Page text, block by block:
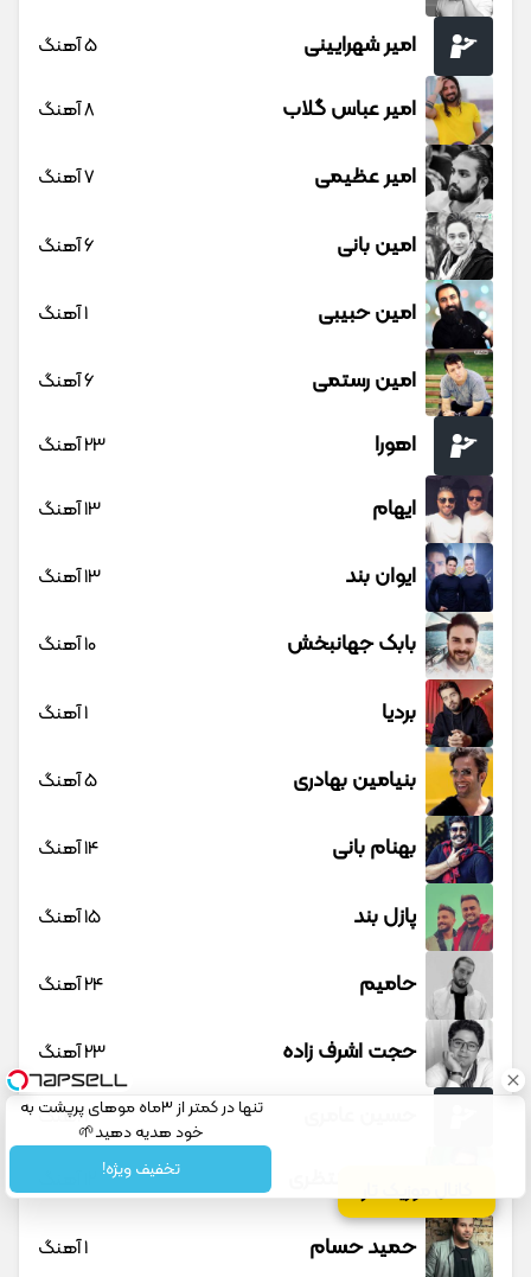
کانال موزیک تار
امیر شهرایینی 5 آهنگ
امیر عباس گلاب 8 آهنگ
امیر عظیمی 7 آهنگ
امین بانی 6 آهنگ
امین حبیبی 1 آهنگ
امین رستمی 6 آهنگ
اهورا 23 آهنگ
ایهام 13 آهنگ
ایوان بند 13 آهنگ
بابک جهانبخش 10 آهنگ
بردیا 1 آهنگ
بنیامین بهادری 5 آهنگ
بهنام بانی 14 آهنگ
پازل بند 15 آهنگ
حامیم 24 آهنگ
حجت اشرف زاده 23 آهنگ
حمید حسام 1 آهنگ
تنها در کمتر از 3ماه موهای پرپشت به
خود هدیه دهید🌱
شامپوجلبک40%تخفیفتخفیف ویژه!